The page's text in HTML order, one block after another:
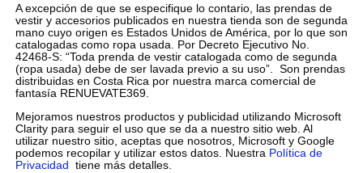
A excepción de que se especifique lo contario, las prendas de
vestir y accesorios publicados en nuestra tienda son de segunda
mano cuyo origen es Estados Unidos de América, por lo que son
catalogadas como ropa usada. Por Decreto Ejecutivo No.
42468-S: “Toda prenda de vestir catalogada como de segunda
(ropa usada) debe de ser lavada previo a su uso”. Son prendas
distribuidas en Costa Rica por nuestra marca comercial de
fantasía RENUEVATE369.
Mejoramos nuestros productos y publicidad utilizando Microsoft
Clarity para seguir el uso que se da a nuestro sitio web. Al
utilizar nuestro sitio, aceptas que nosotros, Microsoft y Google
podemos recopilar y utilizar estos datos. Nuestra Política de
Privacidad tiene más detalles.